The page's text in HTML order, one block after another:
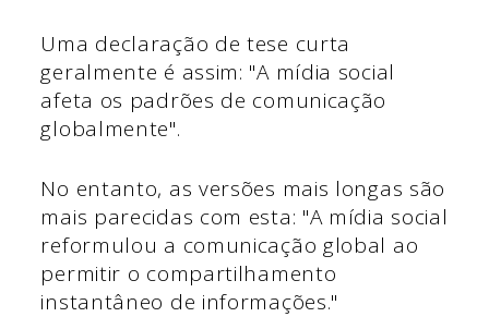
Uma declaração de tese curta
geralmente é assim: "A mídia social
afeta os padrões de comunicação
globalmente".
No entanto, as versões mais longas são
mais parecidas com esta: "A mídia social
reformulou a comunicação global ao
permitir o compartilhamento
instantâneo de informações."